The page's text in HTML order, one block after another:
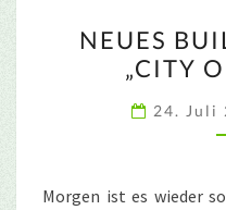
NEUES
„CITY
24. Juli
Morgen ist es wieder